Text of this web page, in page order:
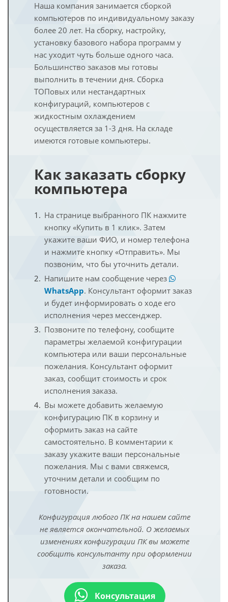
Наша компания занимается сборкой
компьютеров по индивидуальному заказу
более 20 лет. На сборку, настройку,
установку базового набора программ у
нас уходит чуть больше одного часа.
Большинство заказов мы готовы
выполнить в течении дня. Сборка
ТОПовых или нестандартных
конфигураций, компьютеров с
жидкостным охлаждением
осуществляется за 1-3 дня. На складе
имеются готовые компьютеры.
Как заказать сборку
компьютера
На странице выбранного ПК нажмите
кнопку «Купить в 1 клик». Затем
укажите ваши ФИО, и номер телефона
и нажмите кнопку «Отправить». Мы
позвоним, что бы уточнить детали.
Напишите нам сообщение через
WhatsApp. Консультант оформит заказ
и будет информировать о ходе его
исполнения через мессенджер.
Позвоните по телефону, сообщите
параметры желаемой конфигурации
компьютера или ваши персональные
пожелания. Консультант оформит
заказ, сообщит стоимость и срок
исполнения заказа.
Вы можете добавить желаемую
конфигурацию ПК в корзину и
оформить заказ на сайте
самостоятельно. В комментарии к
заказу укажите ваши персональные
пожелания. Мы с вами свяжемся,
уточним детали и сообщим по
готовности.
Конфигурация любого ПК на нашем сайте
не является окончательной. О желаемых
изменениях конфигурации ПК вы можете
сообщить консультанту при оформлении
заказа.
Консультация